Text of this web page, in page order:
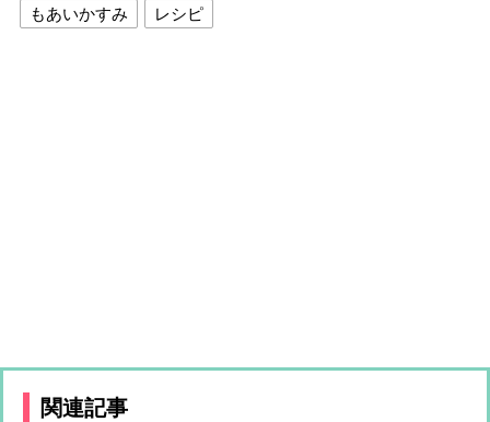
もあいかすみ
レシピ
関連記事